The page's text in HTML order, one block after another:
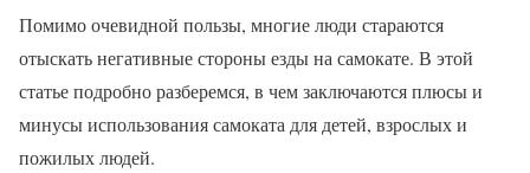
Помимо очевидной пользы, многие люди стараются
отыскать негативные стороны езды на самокате. В этой
статье подробно разберемся, в чем заключаются плюсы и
минусы использования самоката для детей, взрослых и
пожилых людей.